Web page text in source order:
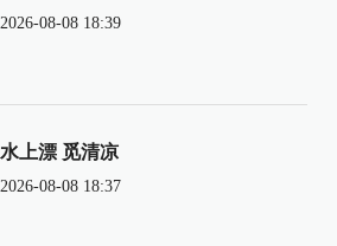
2026-08-08 18:39
水上漂 觅清凉
2026-08-08 18:37